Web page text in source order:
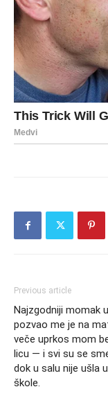
Previous article
Najzgodniji momak
pozvao me je na
veče uprkos mom
licu — i svi su se
dok u salu nije ušla
škole.